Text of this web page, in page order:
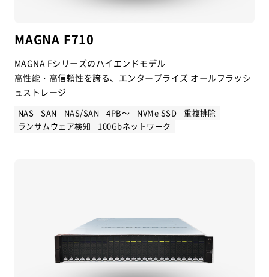
MAGNA F710
MAGNA Fシリーズのハイエンドモデル
高性能・高信頼性を誇る、エンタープライズ オールフラッシ
ュストレージ
NAS SAN NAS/SAN 4PB～ NVMe SSD
重複排除
ランサムウェア検知
100Gbネットワーク